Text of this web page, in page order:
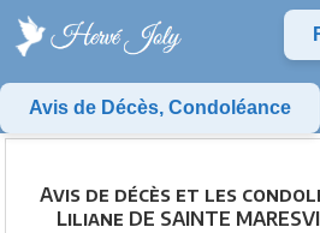
Avis de Décès, Condoléance
Avis de décès et les
Liliane DE SAINTE